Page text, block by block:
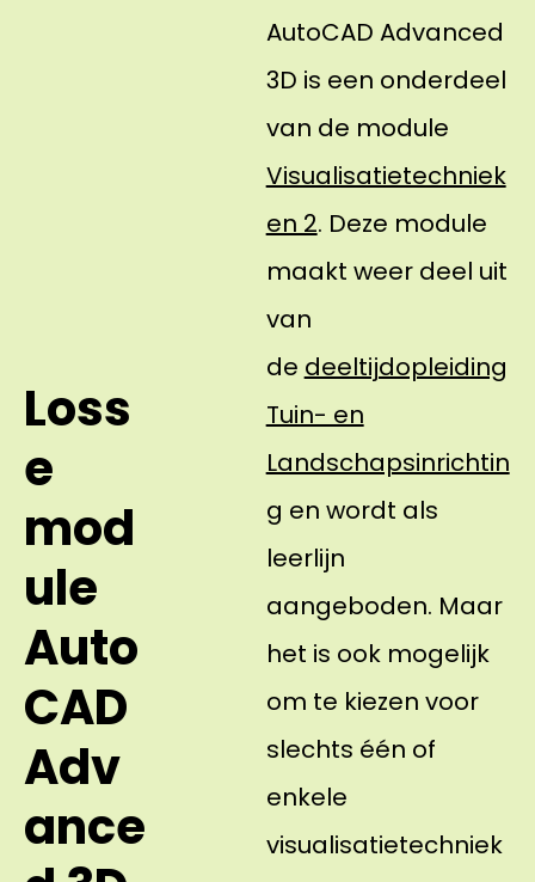
Loss
e
mod
ule
Auto
CAD
Adv
ance
AutoCAD Advanced
3D is een onderdeel
van de module
Visualisatietechniek
en 2. Deze module
maakt weer deel uit
van
de deeltijdopleiding
Tuin- en
Landschapsinrichtin
g en wordt als
leerlijn
aangeboden. Maar
het is ook mogelijk
om te kiezen voor
slechts één of
enkele
visualisatietechniek